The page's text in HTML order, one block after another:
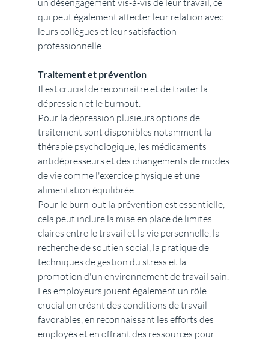
un désengagement vis-à-vis de leur travail, ce
qui peut également affecter leur relation avec
leurs collègues et leur satisfaction
professionnelle.
Traitement et prévention
Il est crucial de reconnaître et de traiter la
dépression et le burnout.
Pour la dépression plusieurs options de
traitement sont disponibles notamment la
thérapie psychologique, les médicaments
antidépresseurs et des changements de modes
de vie comme l'exercice physique et une
alimentation équilibrée.
Pour le burn-out la prévention est essentielle,
cela peut inclure la mise en place de limites
claires entre le travail et la vie personnelle, la
recherche de soutien social, la pratique de
techniques de gestion du stress et la
promotion d'un environnement de travail sain.
Les employeurs jouent également un rôle
crucial en créant des conditions de travail
favorables, en reconnaissant les efforts des
employés et en offrant des ressources pour